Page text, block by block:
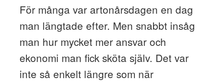
För många var artonårsdagen en dag
man längtade efter. Men snabbt insåg
man hur mycket mer ansvar och
ekonomi man fick sköta själv. Det var
inte så enkelt längre som när